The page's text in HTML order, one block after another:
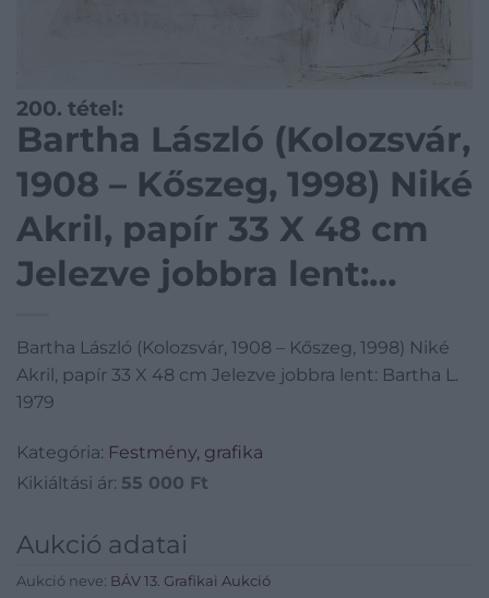
200. tétel:
Bartha László (Kolozsvár,
1908 – Kőszeg, 1998) Niké
Akril, papír 33 X 48 cm
Jelezve jobbra lent:
Bartha László (Kolozsvár, 1908 – Kőszeg, 1998) Niké
Akril, papír 33 X 48 cm Jelezve jobbra lent: Bartha L.
1979
Kategória: Festmény, grafika
Kikiáltási ár: 55 000 Ft
Aukció adatai
Aukció neve: BÁV 13. Grafikai Aukció